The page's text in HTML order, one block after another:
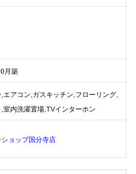
月築
エアコン,ガスキッチン,フローリング,
,室内洗濯置場,TVインターホン
ショップ国分寺店